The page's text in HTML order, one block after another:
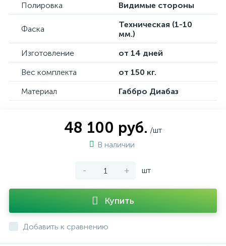
Полировка
Видимые стороны
Фаска
Техническая (1-10
мм.)
Изготовление
от 14 дней
Вес комплекта
от 150 кг.
Материал
Габбро Диабаз
48 100 руб. /шт
В наличии
- + шт
Купить
Добавить к сравнению